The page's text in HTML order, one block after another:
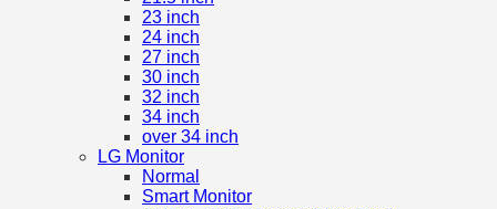
23 inch
24 inch
27 inch
30 inch
32 inch
34 inch
over 34 inch
LG Monitor
Normal
Smart Monitor